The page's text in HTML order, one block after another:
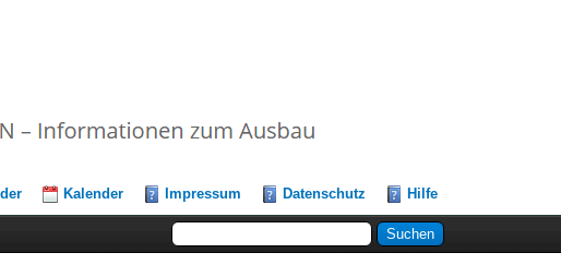
Kalender Impressum Datenschutz Hilfe